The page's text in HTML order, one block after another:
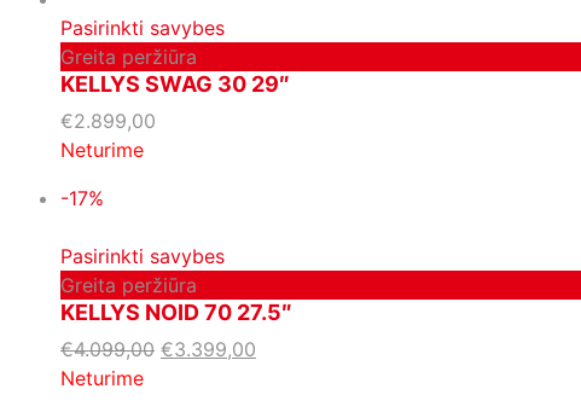
Pasirinkti savybes
Greita peržiūra
KELLYS SWAG 30 29″
€2.899,00
Neturime
-17%
Pasirinkti savybes
Greita peržiūra
KELLYS NOID 70 27.5″
€4.099,00 €3.399,00
Neturime